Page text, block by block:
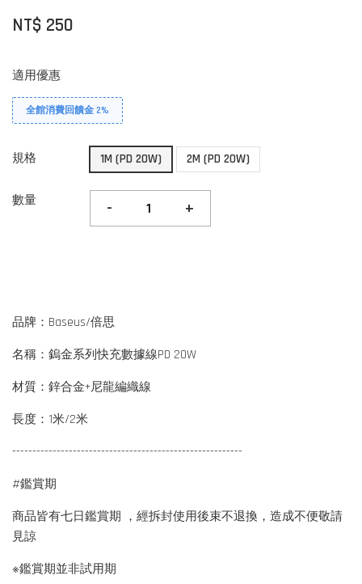
NT$ 250
適用優惠
全館消費回饋金 2%
規格 1M (PD 20W) 2M (PD 20W)
數量 - +
品牌：Baseus/倍思
名稱：鎢金系列快充數據線PD 20W
材質：鋅合金+尼龍編織線
長度：1米/2米
---------------------------------------------------------
#鑑賞期
商品皆有七日鑑賞期 ，經拆封使用後束不退換，造成不便敬請
見諒
※鑑賞期並非試用期